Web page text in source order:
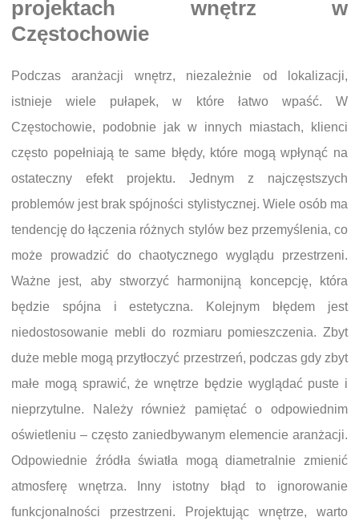
projektach wnętrz w
Częstochowie
Podczas aranżacji wnętrz, niezależnie od lokalizacji,
istnieje wiele pułapek, w które łatwo wpaść. W
Częstochowie, podobnie jak w innych miastach, klienci
często popełniają te same błędy, które mogą wpłynąć na
ostateczny efekt projektu. Jednym z najczęstszych
problemów jest brak spójności stylistycznej. Wiele osób ma
tendencję do łączenia różnych stylów bez przemyślenia, co
może prowadzić do chaotycznego wyglądu przestrzeni.
Ważne jest, aby stworzyć harmonijną koncepcję, która
będzie spójna i estetyczna. Kolejnym błędem jest
niedostosowanie mebli do rozmiaru pomieszczenia. Zbyt
duże meble mogą przytłoczyć przestrzeń, podczas gdy zbyt
małe mogą sprawić, że wnętrze będzie wyglądać puste i
nieprzytulne. Należy również pamiętać o odpowiednim
oświetleniu – często zaniedbywanym elemencie aranżacji.
Odpowiednie źródła światła mogą diametralnie zmienić
atmosferę wnętrza. Inny istotny błąd to ignorowanie
funkcjonalności przestrzeni. Projektując wnętrze, warto